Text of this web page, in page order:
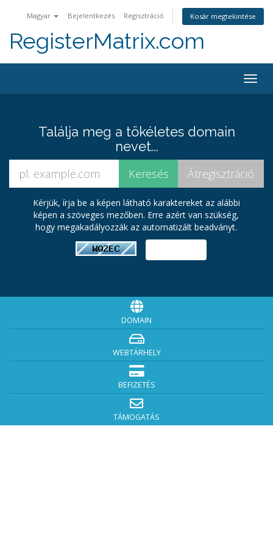
Magyar Bejelentkezés Regisztráció Kosár megtekintése
RegisterMatrix.com
Találja meg a tökéletes domain
nevet...
Kérjük, írja be a képen látható karaktereket az alábbi
képen a szöveges mezőben. Erre azért van szükség,
hogy megakadályozzák az automatizált beadványt.
DOMAIN
WEBTÁRHELY
BEFIZETÉS
TÁMOGATÁS